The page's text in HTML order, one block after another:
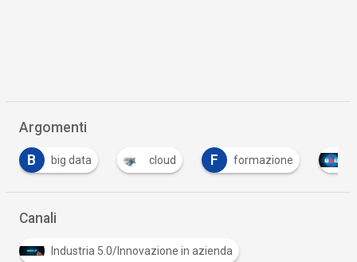
Argomenti
cloud F formazione Tutto su Cyber
Canali
Industria 5.0/Innovazione in azienda